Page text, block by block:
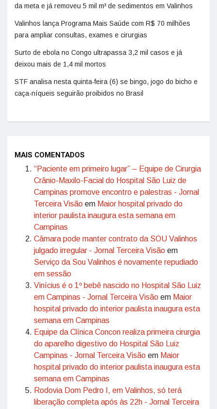
da meta e já removeu 5 mil m³ de sedimentos em Valinhos
Valinhos lança Programa Mais Saúde com R$ 70 milhões
para ampliar consultas, exames e cirurgias
Surto de ebola no Congo ultrapassa 3,2 mil casos e já
deixou mais de 1,4 mil mortos
STF analisa nesta quinta-feira (6) se bingo, jogo do bicho e
caça-níqueis seguirão proibidos no Brasil
MAIS COMENTADOS
“Paciente em primeiro lugar” – Equipe de Cirurgia
Crânio-Maxilo-Facial do Hospital São Luiz de
Campinas promove encontro e palestras - Jornal
Terceira Visão em Maior hospital privado do
interior paulista inaugura esta semana em
Campinas
Câmara pode manter contrato da SOU Valinhos
julgado irregular - Jornal Terceira Visão em
Serviço da Sou Valinhos é novamente repudiado
em sessão
Vinícius é o 1º bebê nascido no Hospital São Luiz
em Campinas - Jornal Terceira Visão em Maior
hospital privado do interior paulista inaugura esta
semana em Campinas
Equipe da Clínica Concon realiza primeira cirurgia
do aparelho digestivo do Hospital São Luiz
Campinas - Jornal Terceira Visão em Maior
hospital privado do interior paulista inaugura esta
semana em Campinas
Rodovia Dom Pedro I, em Valinhos, só terá
liberação completa após às 22h - Jornal Terceira